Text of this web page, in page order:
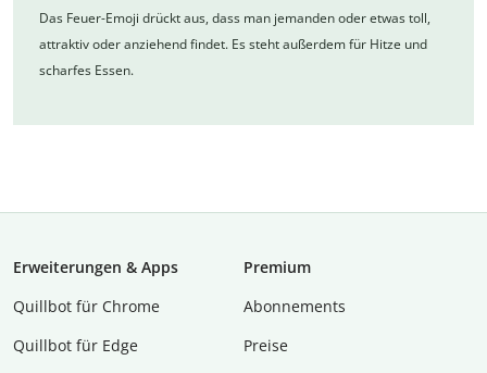
Das Feuer-Emoji drückt aus, dass man jemanden oder etwas toll,
attraktiv oder anziehend findet. Es steht außerdem für Hitze und
scharfes Essen.
Erweiterungen & Apps
Quillbot für Chrome
Quillbot für Edge
Premium
Abon­ne­ments
Preise